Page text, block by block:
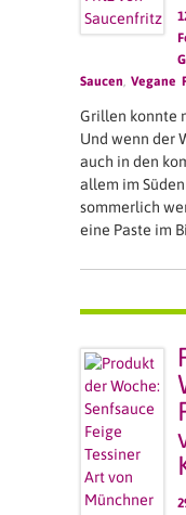
Saucen, Vegane
Grillen konnte
Und wenn der
auch in den
allem im
sommerlich
eine Paste im